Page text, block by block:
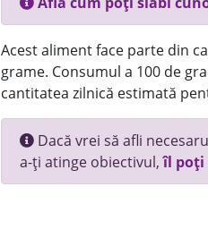
Acest aliment face parte din
grame. Consumul a 100 de
cantitatea zilnică estimată
Dacă vrei să afli
a-ți atinge obiectivul,îl poți